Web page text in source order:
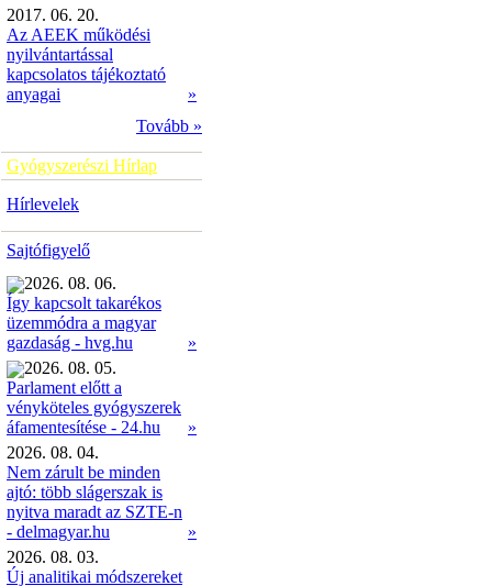
2017. 06. 20.
Az AEEK működési
nyilvántartással
kapcsolatos tájékoztató
anyagai
»
Tovább »
Gyógyszerészi Hírlap
Hírlevelek
Sajtófigyelő
2026. 08. 06.
Így kapcsolt takarékos
üzemmódra a magyar
gazdaság - hvg.hu
»
2026. 08. 05.
Parlament előtt a
vényköteles gyógyszerek
áfamentesítése - 24.hu
»
2026. 08. 04.
Nem zárult be minden
ajtó: több slágerszak is
nyitva maradt az SZTE-n
- delmagyar.hu
»
2026. 08. 03.
Új analitikai módszereket